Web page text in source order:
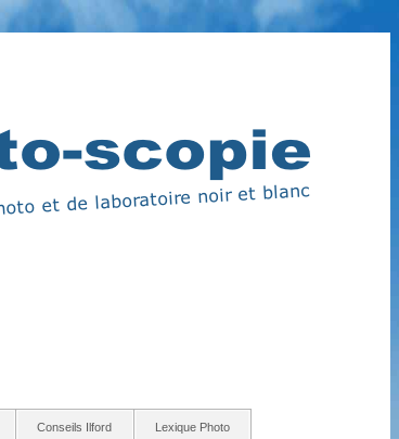
Conseils Ilford Lexique Photo